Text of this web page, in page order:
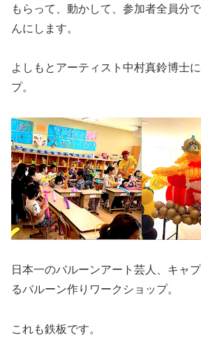
もらって、動かして、参加者全員分
んにします。
よしもとアーティスト中村真鈴博士
プ。
日本一のバルーンアート芸人、キャ
るバルーン作りワークショップ。
これも鉄板です。